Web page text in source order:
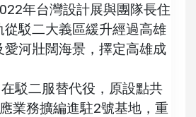
年台灣設計展與團隊長住
從駁二大義區緩升經過高雄
愛河壯闊海景，擇定高雄成
駁二服替代役，原設點共
業務擴編進駐2號基地，重